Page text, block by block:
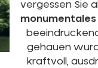
vergessen Sie
monumentales
gehauen
kraftvoll,